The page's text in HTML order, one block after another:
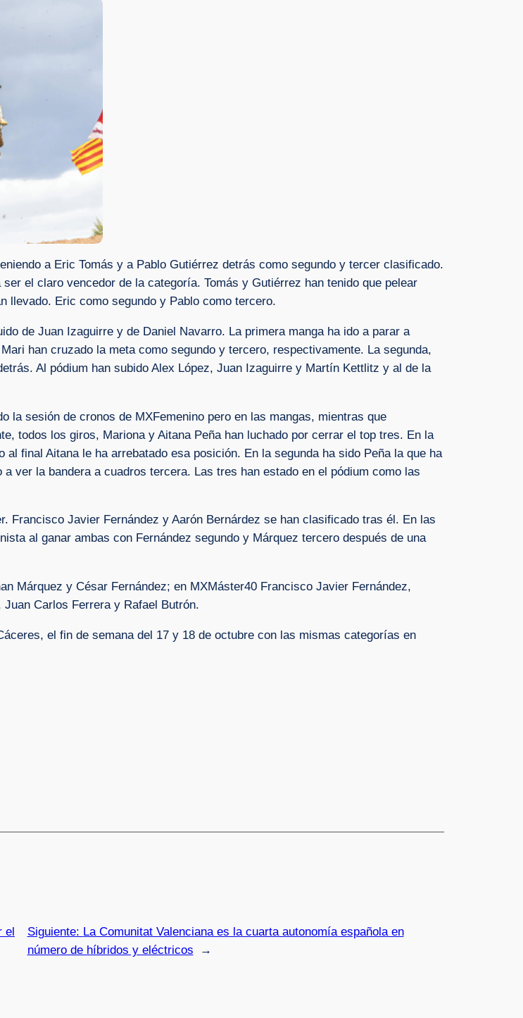
a Eric Tomás y a Pablo Gutiérrez detrás como segundo y tercer clasificado.
el claro vencedor de la categoría. Tomás y Gutiérrez han tenido que pelear
llevado. Eric como segundo y Pablo como tercero.
de Juan Izaguirre y de Daniel Navarro. La primera manga ha ido a parar a
han cruzado la meta como segundo y tercero, respectivamente. La segunda,
Al pódium han subido Alex López, Juan Izaguirre y Martín Kettlitz y al de la
la sesión de cronos de MXFemenino pero en las mangas, mientras que
todos los giros, Mariona y Aitana Peña han luchado por cerrar el top tres. En la
final Aitana le ha arrebatado esa posición. En la segunda ha sido Peña la que ha
ver la bandera a cuadros tercera. Las tres han estado en el pódium como las
Francisco Javier Fernández y Aarón Bernárdez se han clasificado tras él. En las
al ganar ambas con Fernández segundo y Márquez tercero después de una
Márquez y César Fernández; en MXMáster40 Francisco Javier Fernández,
Carlos Ferrera y Rafael Butrón.
el fin de semana del 17 y 18 de octubre con las mismas categorías en
el
Siguiente: La Comunitat Valenciana es la cuarta autonomía española en
número de híbridos y eléctricos
→